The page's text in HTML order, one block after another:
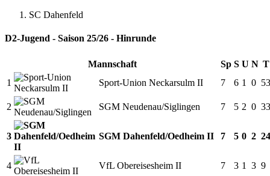
SC Dahenfeld
D2-Jugend - Saison 25/26 - Hinrunde
Mannschaft Sp S U N T
1
Sport-Union Neckarsulm II 7 6 1 0 53
2 SGM Neudenau/Siglingen 7 5 2 0 33
3 SGM Dahenfeld/Oedheim II 7 5 0 2 24
4 VfL Obereisesheim II 7 3 1 3 9